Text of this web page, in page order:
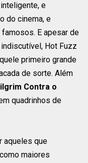
e
do cinema, e
E apesar de
Hot Fuzz
primeiro grande
de sorte. Além
Contra o
quadrinhos de
aqueles que
maiores